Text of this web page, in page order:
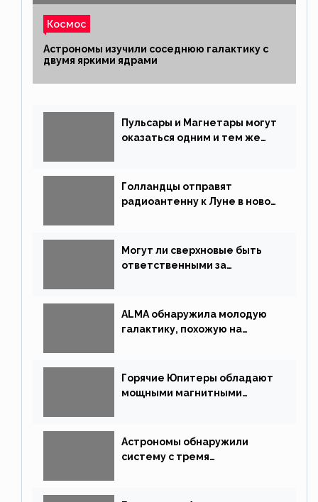
Космос
Астрономы изучили соседнюю галактику с
двумя яркими ядрами
Пульсары и Магнетары могут
оказаться одним и тем же
Голландцы отправят
радиоантенну к Луне в новой
Могут ли сверхновые быть
ответственными за
ALMA обнаружила молодую
галактику, похожую на
Горячие Юпитеры обладают
мощными магнитными
Астрономы обнаружили
систему с тремя